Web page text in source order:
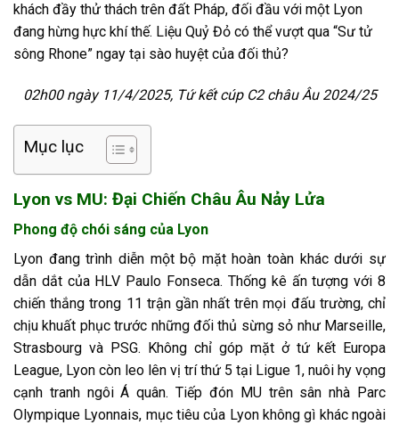
khách đầy thử thách trên đất Pháp, đối đầu với một Lyon
đang hừng hực khí thế. Liệu Quỷ Đỏ có thể vượt qua “Sư tử
sông Rhone” ngay tại sào huyệt của đối thủ?
02h00 ngày 11/4/2025, Tứ kết cúp C2 châu Âu 2024/25
Mục lục
Lyon vs MU: Đại Chiến Châu Âu Nảy Lửa
Phong độ chói sáng của Lyon
Lyon đang trình diễn một bộ mặt hoàn toàn khác dưới sự
dẫn dắt của HLV Paulo Fonseca. Thống kê ấn tượng với 8
chiến thắng trong 11 trận gần nhất trên mọi đấu trường, chỉ
chịu khuất phục trước những đối thủ sừng sỏ như Marseille,
Strasbourg và PSG. Không chỉ góp mặt ở tứ kết Europa
League, Lyon còn leo lên vị trí thứ 5 tại Ligue 1, nuôi hy vọng
cạnh tranh ngôi Á quân. Tiếp đón MU trên sân nhà Parc
Olympique Lyonnais, mục tiêu của Lyon không gì khác ngoài